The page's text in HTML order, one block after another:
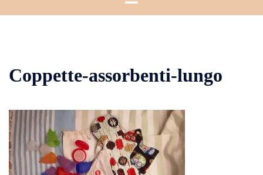
Coppette-assorbenti-lungo